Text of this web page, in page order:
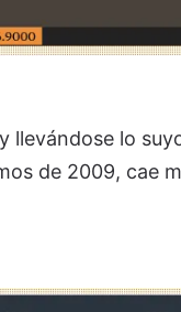
llevándose lo
de 2009, cae